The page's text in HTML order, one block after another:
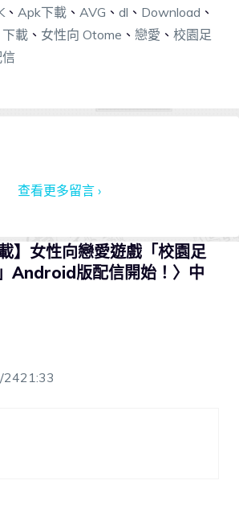
、 Apk下載、 AVG 、 dl 、 Download 、
下載 、 女性向 Otome 、 戀愛 、 校園足
查看更多留言 ›
】女性向戀愛遊戲「校園足
Android版配信開始！〉中